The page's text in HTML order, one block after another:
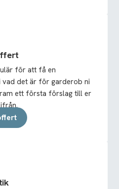
för att få en
det är för garderob ni
ett första förslag till er